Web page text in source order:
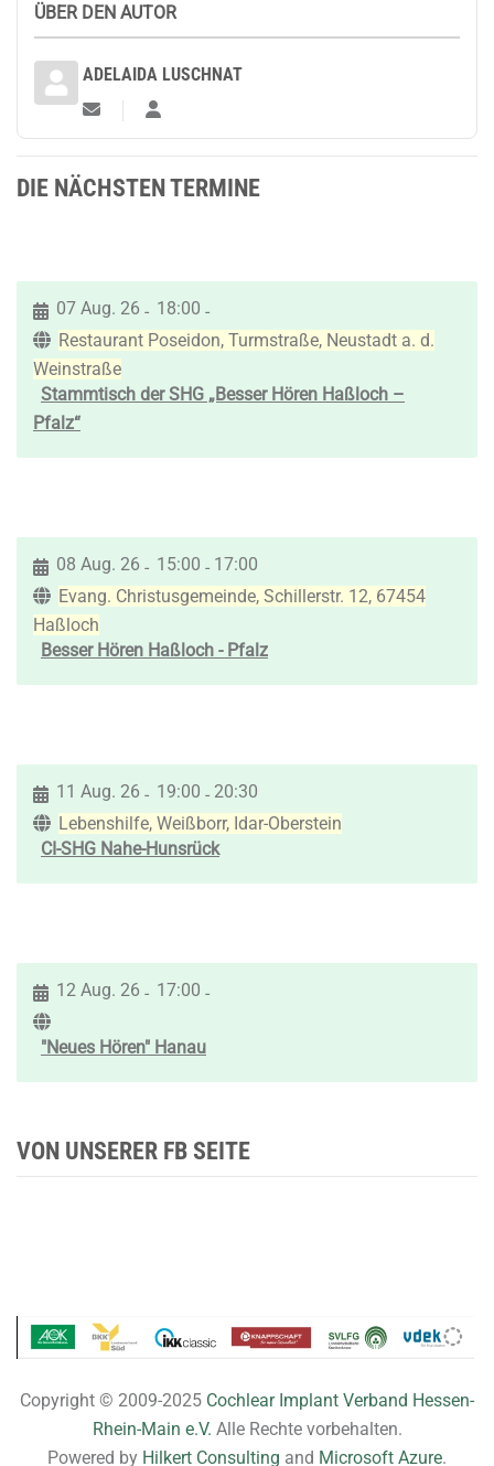
ÜBER DEN AUTOR
ADELAIDA LUSCHNAT
Updates abonnieren
DIE NÄCHSTEN TERMINE
07 Aug. 26 - 18:00 -
Restaurant Poseidon, Turmstraße, Neustadt a. d.
Weinstraße
Stammtisch der SHG „Besser Hören Haßloch –
Pfalz“
08 Aug. 26 - 15:00 - 17:00
Evang. Christusgemeinde, Schillerstr. 12, 67454
Haßloch
Besser Hören Haßloch - Pfalz
11 Aug. 26 - 19:00 - 20:30
Lebenshilfe, Weißborr, Idar-Oberstein
CI-SHG Nahe-Hunsrück
12 Aug. 26 - 17:00 -
"Neues Hören" Hanau
VON UNSERER FB SEITE
Copyright © 2009-2025 Cochlear Implant Verband Hessen-
Rhein-Main e.V. Alle Rechte vorbehalten.
Powered by Hilkert Consulting and Microsoft Azure.